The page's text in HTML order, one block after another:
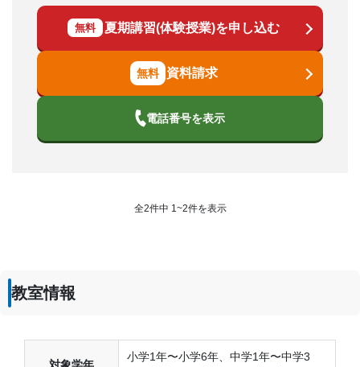
通塾期間
2019年5月〜2021年3月(1年11ヶ月)
入塾時の学年
週2日
2時間～3時間未満
記載することはありません。
コース・カリキュラム
自由に選択できるのが良いところだと思う。変更も簡単にで
きるので大変ありがたいと思っている。
講師の教え方
子どものやる気を出させてくれる教え方がとてもすばらしい
と思っているなど、全体的に良い。
詳しくは分かりません。なので、これ以上記載することはあ
通塾期間
無料 夏期講習(体験授業)を申し込む
資料請求
電話番号を表示
全2件中 1~2件を表示
教室情報
小学1年〜小学6年、中学1年〜中学3